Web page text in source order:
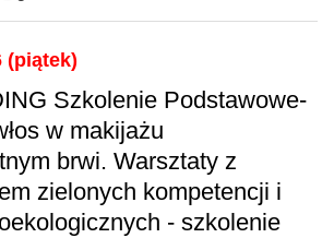
(piątek)
Szkolenie Podstawowe-
w makijażu
brwi. Warsztaty z
zielonych kompetencji i
- szkolenie